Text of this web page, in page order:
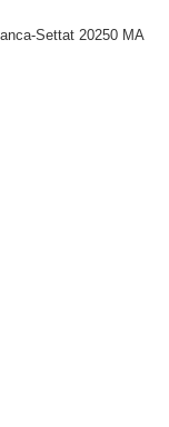
Settat 20250 MA